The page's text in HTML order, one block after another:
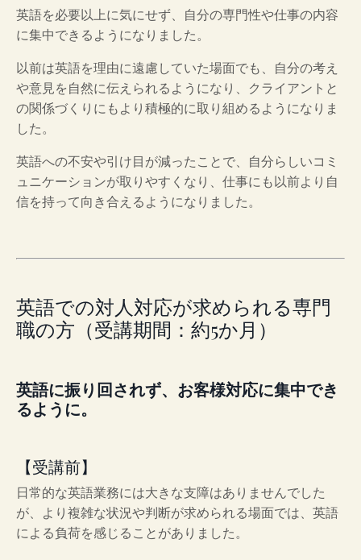
英語を必要以上に気にせず、自分の専門性や仕事の内容
に集中できるようになりました。
以前は英語を理由に遠慮していた場面でも、自分の考え
や意見を自然に伝えられるようになり、クライアントと
の関係づくりにもより積極的に取り組めるようになりま
した。
英語への不安や引け目が減ったことで、自分らしいコミ
ュニケーションが取りやすくなり、仕事にも以前より自
信を持って向き合えるようになりました。
英語での対人対応が求められる専門
職の方（受講期間：約5か月）
英語に振り回されず、お客様対応に集中でき
るように。
【受講前】
日常的な英語業務には大きな支障はありませんでした
が、より複雑な状況や判断が求められる場面では、英語
による負荷を感じることがありました。